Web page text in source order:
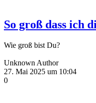
So groß dass ich
Wie groß bist Du?
Unknown Author
27. Mai 2025 um 10:04
0